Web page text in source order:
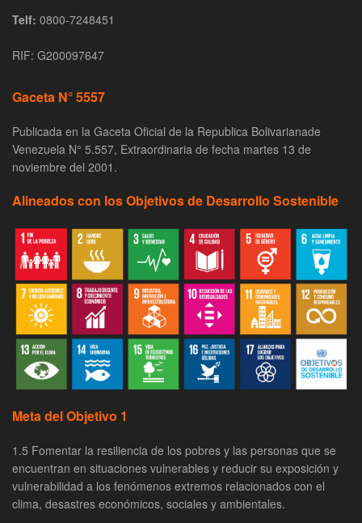
Telf: 0800-7248451
RIF: G200097647
Gaceta N° 5557
Publicada en la Gaceta Oficial de la Republica Bolivarianade
Venezuela N° 5.557, Extraordinaria de fecha martes 13 de
noviembre del 2001.
Alineados con los Objetivos de Desarrollo Sostenible
Meta del Objetivo 1
1.5 Fomentar la resiliencia de los pobres y las personas que se
encuentran en situaciones vulnerables y reducir su exposición y
vulnerabilidad a los fenómenos extremos relacionados con el
clima, desastres económicos, sociales y ambientales.